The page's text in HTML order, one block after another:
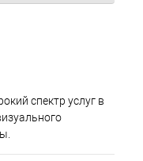
спектр услуг в